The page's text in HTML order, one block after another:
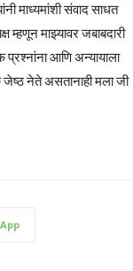
माध्यमांशी संवाद साधत
म्हणून माझ्यावर जबाबदारी
प्रश्नांना आणि अन्यायाला
जेष्ठ नेते असतानाही मला जी